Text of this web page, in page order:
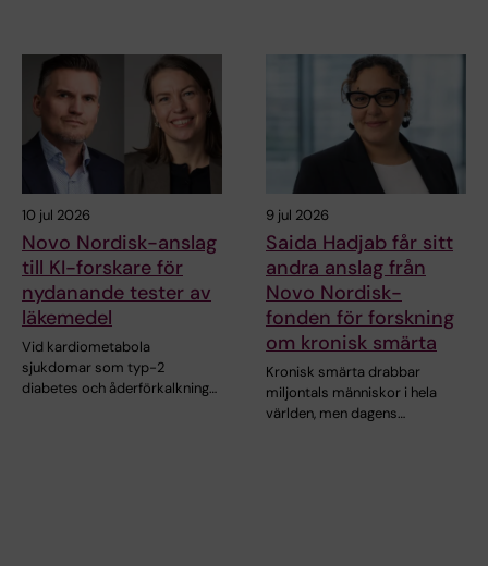
10 jul 2026
Novo Nordisk-anslag
till KI-forskare för
nydanande tester av
läkemedel
Vid kardiometabola
sjukdomar som typ-2
diabetes och åderförkalkning…
9 jul 2026
Saida Hadjab får sitt
andra anslag från
Novo Nordisk-
fonden för forskning
om kronisk smärta
Kronisk smärta drabbar
miljontals människor i hela
världen, men dagens…